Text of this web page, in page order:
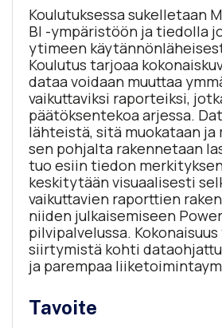
Koulutuksessa sukelletaan
BI -ympäristöön ja tiedolla
ytimeen
Koulutus tarjoaa
dataa voidaan muuttaa
vaikuttaviksi raporteiksi,
päätöksentekoa arjessa.
lähteistä, sitä muokataan ja
sen pohjalta rakennetaan
tuo esiin tiedon
keskitytään visuaalisesti
vaikuttavien raporttien
niiden julkaisemiseen
pilvipalvelussa.
siirtymistä kohti
ja parempaa
Tavoite